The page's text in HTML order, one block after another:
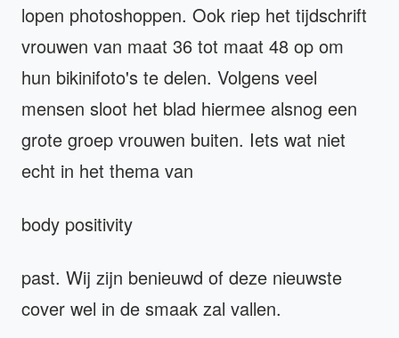
lopen photoshoppen. Ook riep het tijdschrift
vrouwen van maat 36 tot maat 48 op om
hun bikinifoto's te delen. Volgens veel
mensen sloot het blad hiermee alsnog een
grote groep vrouwen buiten. Iets wat niet
echt in het thema van
body positivity
past. Wij zijn benieuwd of deze nieuwste
cover wel in de smaak zal vallen.